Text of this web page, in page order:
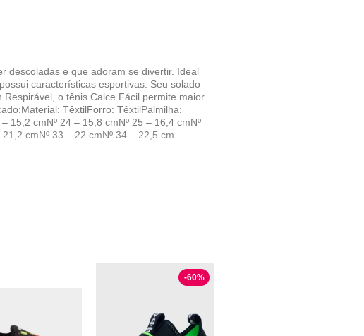
descoladas e que adoram se divertir. Ideal
características esportivas. Seu solado
o tênis Calce Fácil permite maior
TêxtilForro: TêxtilPalmilha:
15,2 cmNº 24 – 15,8 cmNº 25 – 16,4 cmNº
cmNº 33 – 22 cmNº 34 – 22,5 cm
-60%